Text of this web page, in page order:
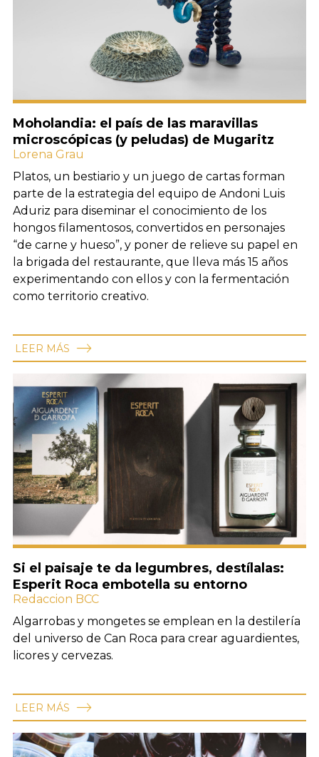
Moholandia: el país de las maravillas
microscópicas (y peludas) de Mugaritz
Lorena Grau
Platos, un bestiario y un juego de cartas forman
parte de la estrategia del equipo de Andoni Luis
Aduriz para diseminar el conocimiento de los
hongos filamentosos, convertidos en personajes
“de carne y hueso”, y poner de relieve su papel en
la brigada del restaurante, que lleva más 15 años
experimentando con ellos y con la fermentación
como territorio creativo.
LEER MÁS
Si el paisaje te da legumbres, destílalas:
Esperit Roca embotella su entorno
Redaccion BCC
Algarrobas y mongetes se emplean en la destilería
del universo de Can Roca para crear aguardientes,
licores y cervezas.
LEER MÁS